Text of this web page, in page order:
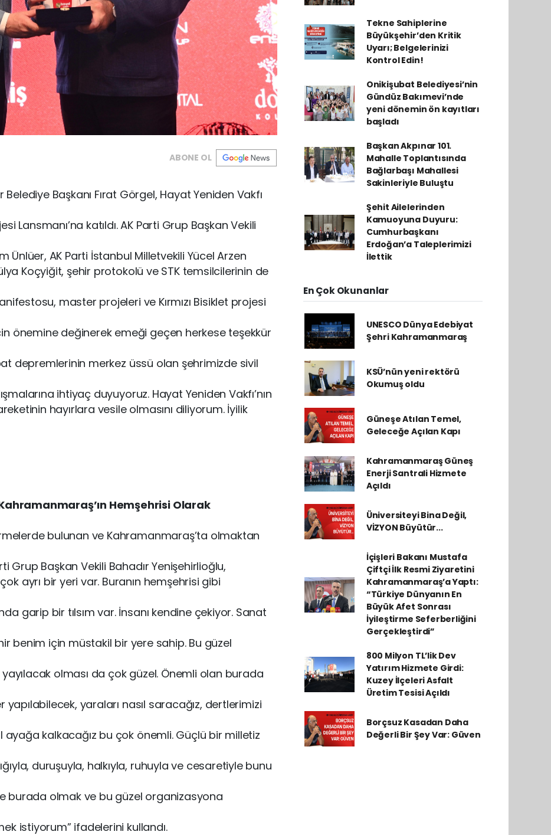
ABONE OL
Başkanı Fırat Görgel, Hayat Yeniden Vakfı
Lansmanı’na katıldı. AK Parti Grup Başkan Vekili
Ünlüer, AK Parti İstanbul Milletvekili Yücel Arzen
Koçyiğit, şehir protokolü ve STK temsilcilerinin de
master projeleri ve Kırmızı Bisiklet projesi
önemine değinerek emeği geçen herkese teşekkür
depremlerinin merkez üssü olan şehrimizde sivil
ihtiyaç duyuyoruz. Hayat Yeniden Vakfı’nın
hayırlara vesile olmasını diliyorum. İyilik
Hemşehrisi Olarak
bulunan ve Kahramanmaraş’ta olmaktan
Grup Başkan Vekili Bahadır Yenişehirlioğlu,
ayrı bir yeri var. Buranın hemşehrisi gibi
garip bir tılsım var. İnsanı kendine çekiyor. Sanat
benim için müstakil bir yere sahip. Bu güzel
olması da çok güzel. Önemli olan burada
yaraları nasıl saracağız, dertlerimizi
ayağa kalkacağız bu çok önemli. Güçlü bir milletiz
duruşuyla, halkıyla, ruhuyla ve cesaretiyle bunu
burada olmak ve bu güzel organizasyona
istiyorum” ifadelerini kullandı.
Tekne Sahiplerine
Büyükşehir’den Kritik
Uyarı; Belgelerinizi
Kontrol Edin!
Onikişubat Belediyesi’nin
Gündüz Bakımevi’nde
yeni dönemin ön kayıtları
başladı
Başkan Akpınar 101.
Mahalle Toplantısında
Bağlarbaşı Mahallesi
Sakinleriyle Buluştu
Şehit Ailelerinden
Kamuoyuna Duyuru:
Cumhurbaşkanı
Erdoğan’a Taleplerimizi
İlettik
En Çok Okunanlar
UNESCO Dünya Edebiyat
Şehri Kahramanmaraş
KSÜ’nün yeni rektörü
Okumuş oldu
Güneşe Atılan Temel,
Geleceğe Açılan Kapı
Kahramanmaraş Güneş
Enerji Santrali Hizmete
Açıldı
Üniversiteyi Bina Değil,
VİZYON Büyütür...
İçişleri Bakanı Mustafa
Çiftçi İlk Resmi Ziyaretini
Kahramanmaraş’a Yaptı:
“Türkiye Dünyanın En
Büyük Afet Sonrası
İyileştirme Seferberliğini
Gerçekleştirdi”
800 Milyon TL’lik Dev
Yatırım Hizmete Girdi:
Kuzey İlçeleri Asfalt
Üretim Tesisi Açıldı
Borçsuz Kasadan Daha
Değerli Bir Şey Var: Güven